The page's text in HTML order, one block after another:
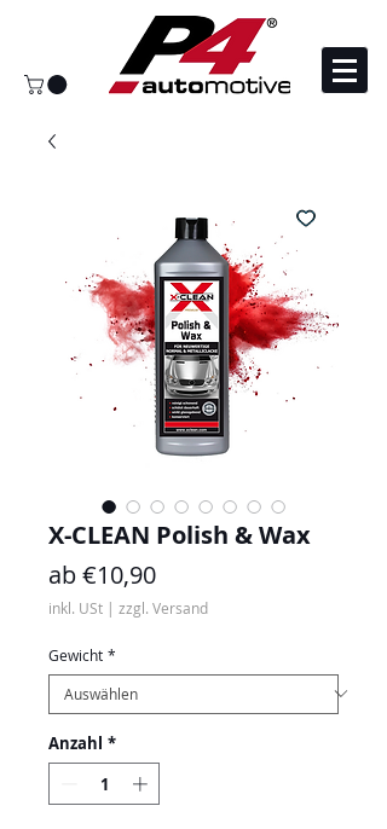
X-CLEAN Polish & Wax
ab€10,90Sale-
Preis
inkl. USt | zzgl. Versand
Gewicht *
Anzahl *